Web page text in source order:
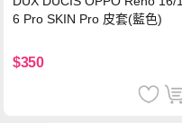
6 Pro SKIN Pro 皮套(藍色)
$350